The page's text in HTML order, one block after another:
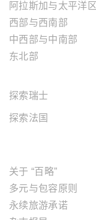
阿拉斯加与太平洋区
西部与西南部
中西部与中南部
东北部
探索瑞士
探索法国
关于 “百略”
多元与包容原则
永续旅游承诺